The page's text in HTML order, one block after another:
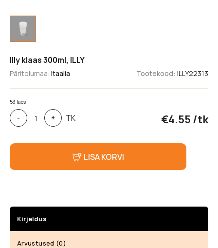
Illy klaas 300ml, ILLY
Tootekood: ILLY22313
Päritolumaa: Itaalia
53 laos
-
Illy
klaas
ILLY
+ TK €4.55 /tk
LISA KORVI
Kirjeldus
Arvustused (0)